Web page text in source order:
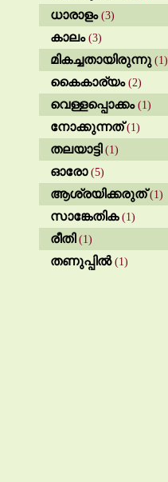
ധാരാളം(3)
കാലം(3)
മികച്ചതായിരുന്നു (1)
കൈകാര്യം(2)
വെള്ളപ്പൊക്കം(1)
നോക്കുന്നത്(1)
തലയാട്ടി (1)
ഓരോ(5)
ആശ്രയിക്കരുത്(1)
സാങ്കേതിക(1)
രീതി (1)
തണുപ്പിൽ(1)